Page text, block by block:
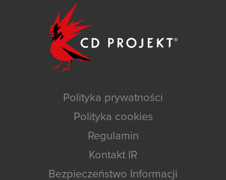
Polityka prywatności
Polityka cookies
Regulamin
Kontakt IR
Bezpieczeństwo Informacji